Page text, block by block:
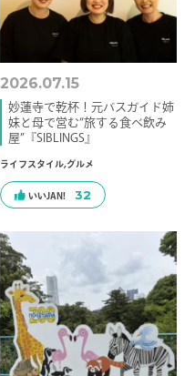
2026.07.15
妙蓮寺で乾杯！元バスガイド姉
妹と母で営む“旅する食べ飲み
屋”『SIBLINGS』
ライフスタイル,グルメ
32